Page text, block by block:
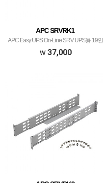
APC SRVRK1
APC Easy UPS On-Line SRV UPS용 19인
치 레일키트, 깊이 700mm
37,000